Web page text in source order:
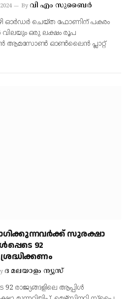
By വി എം സുബൈർ
ഓര്‍ഡര്‍ ചെയ്ത ഫോണിന് പകരം
വിലയും ഒരു ലക്ഷം രൂപ
ആമസോൺ ഓൺലൈൻ പ്ലാറ്റ്
സുരക്ഷാ
92
ദ മലയാളം ന്യൂസ്
92 രാജ്യങ്ങളിലെ ആപ്പിൾ